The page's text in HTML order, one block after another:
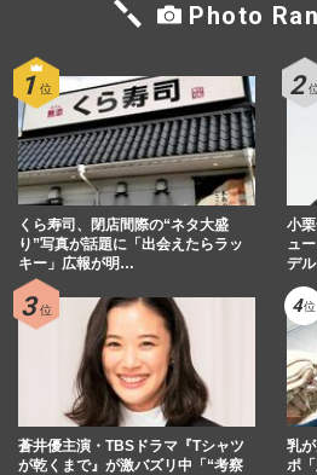
Photo
くら寿司、閉店間際の“ネタ大盛
り”写真が話題に「出会えたらラッ
キー」広報が明…
小
ュ
デ
蒼井優主演・TBSドラマ『Tシャツ
が乾くまで』が激バズリ中「“考察
乳
ポ